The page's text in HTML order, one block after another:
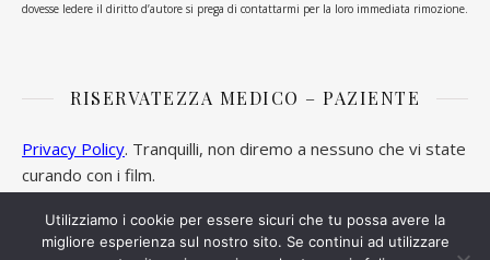
dovesse ledere il diritto d’autore si prega di contattarmi per la loro immediata rimozione.
RISERVATEZZA MEDICO – PAZIENTE
Privacy Policy. Tranquilli, non diremo a nessuno che vi state
curando con i film.
Utilizziamo i cookie per essere sicuri che tu possa avere la
migliore esperienza sul nostro sito. Se continui ad utilizzare